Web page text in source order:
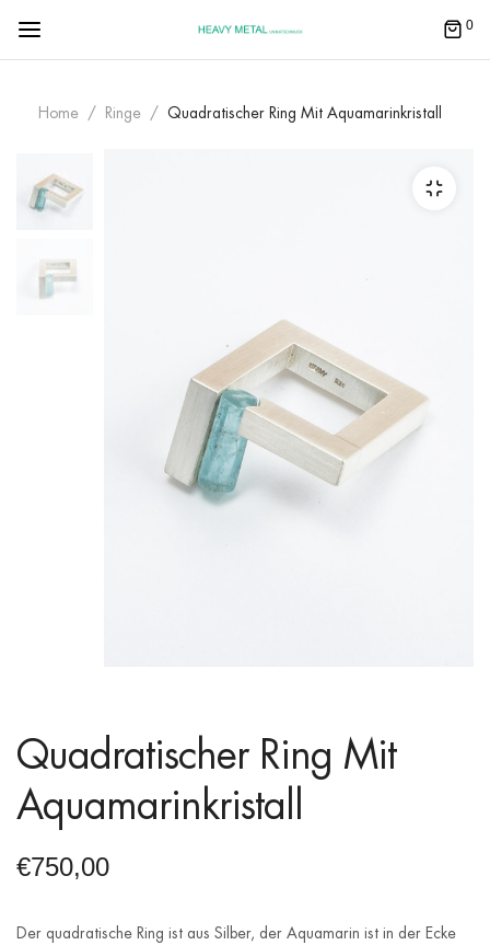
0
Home Ringe Quadratischer Ring Mit Aquamarinkristall
Quadratischer Ring Mit
Aquamarinkristall
€750,00
Der quadratische Ring ist aus Silber, der Aquamarin ist in der Ecke